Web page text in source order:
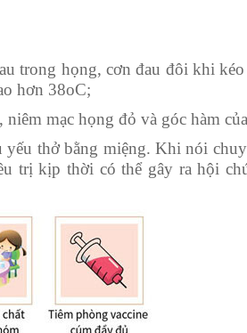
trong họng, cơn đau đôi khi
hơn 38oC;
mạc họng đỏ và góc hàm
thở bằng miệng. Khi nói
trị kịp thời có thể gây ra hội